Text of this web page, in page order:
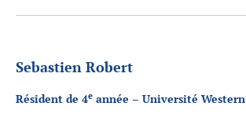
Sebastien Robert
Résident de 4e année – Université Western